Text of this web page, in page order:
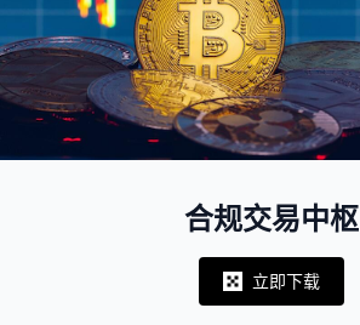
合规交易中枢
Notifications
立即下载